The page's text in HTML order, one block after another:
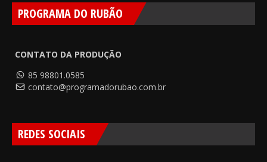
PROGRAMA DO RUBÃO
CONTATO DA PRODUÇÃO
85 98801.0585
contato@programadorubao.com.br
REDES SOCIAIS